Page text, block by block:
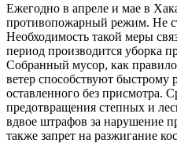
Ежегодно в апреле и мае в
противопожарный режим. Не
Необходимость такой меры
период производится уборка
Собранный мусор, как
ветер способствуют быстрому
оставленного без присмотра.
предотвращения степных и
вдвое штрафов за нарушение
также запрет на разжигание